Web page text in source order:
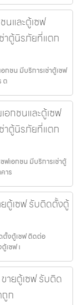
นและตู้เซฟ
าตู้นิรภัยที่แตก
กชน มีบริการเช่าตู้เซฟ
ต
กชนและตู้เซฟ
าตู้นิรภัยที่แตก
ฟเอกชน มีบริการเช่าตู้
าร
ตู้เซฟ รับติดตั้งตู้
ตั้งตู้เซฟ ติดต่อ
เซฟ เ
ายตู้เซฟ รับติด
ก